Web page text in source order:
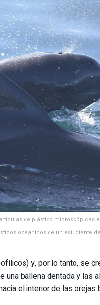
de plástico microscópicas
oceánicos de un estudiante de
y, por lo tanto, se
una ballena dentada y las
el interior de las orejas